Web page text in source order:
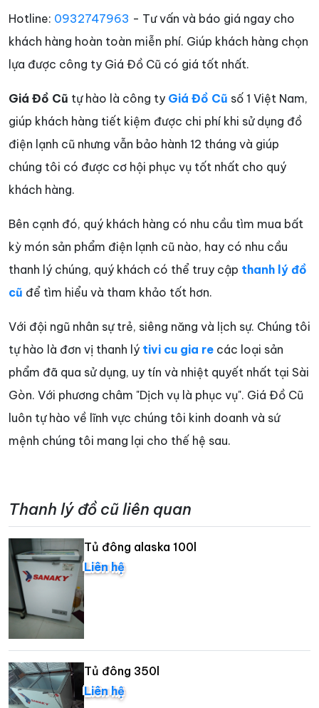
Hotline: 0932747963 - Tư vấn và báo giá ngay cho
khách hàng hoàn toàn miễn phí. Giúp khách hàng chọn
lựa được công ty Giá Đồ Cũ có giá tốt nhất.
Giá Đồ Cũ tự hào là công ty Giá Đồ Cũ số 1 Việt Nam,
giúp khách hàng tiết kiệm được chi phí khi sử dụng đồ
điện lạnh cũ nhưng vẫn bảo hành 12 tháng và giúp
chúng tôi có được cơ hội phục vụ tốt nhất cho quý
khách hàng.
Bên cạnh đó, quý khách hàng có nhu cầu tìm mua bất
kỳ món sản phẩm điện lạnh cũ nào, hay có nhu cầu
thanh lý chúng, quý khách có thể truy cập thanh lý đồ
cũ để tìm hiểu và tham khảo tốt hơn.
Với đội ngũ nhân sự trẻ, siêng năng và lịch sự. Chúng tôi
tự hào là đơn vị thanh lý tivi cu gia re các loại sản
phẩm đã qua sử dụng, uy tín và nhiệt quyết nhất tại Sài
Gòn. Với phương châm "Dịch vụ là phục vụ". Giá Đồ Cũ
luôn tự hào về lĩnh vực chúng tôi kinh doanh và sứ
mệnh chúng tôi mang lại cho thế hệ sau.
Thanh lý đồ cũ liên quan
Tủ đông alaska 100l
Liên hệ
Tủ đông 350l
Liên hệ